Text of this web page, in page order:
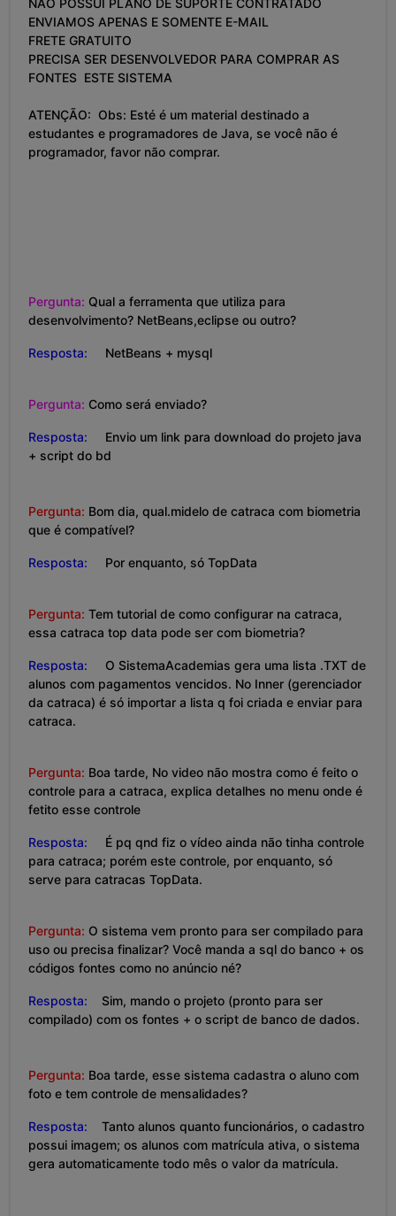
NÃO POSSUI PLANO DE SUPORTE CONTRATADO
ENVIAMOS APENAS E SOMENTE E-MAIL
FRETE GRATUITO
PRECISA SER DESENVOLVEDOR PARA COMPRAR AS
FONTES ESTE SISTEMA
ATENÇÃO: Obs: Esté é um material destinado a
estudantes e programadores de Java, se você não é
programador, favor não comprar.
Pergunta: Qual a ferramenta que utiliza para
desenvolvimento? NetBeans,eclipse ou outro?
Resposta: NetBeans + mysql
Pergunta: Como será enviado?
Resposta: Envio um link para download do projeto java
+ script do bd
Pergunta: Bom dia, qual.midelo de catraca com biometria
que é compatível?
Resposta: Por enquanto, só TopData
Pergunta: Tem tutorial de como configurar na catraca,
essa catraca top data pode ser com biometria?
Resposta:
O SistemaAcademias gera uma lista .TXT de
alunos com pagamentos vencidos. No Inner (gerenciador
da catraca) é só importar a lista q foi criada e enviar para
catraca.
Pergunta: Boa tarde, No video não mostra como é feito o
controle para a catraca, explica detalhes no menu onde é
fetito esse controle
Resposta:
É pq qnd fiz o vídeo ainda não tinha controle
para catraca; porém este controle, por enquanto, só
serve para catracas TopData.
Pergunta: O sistema vem pronto para ser compilado para
uso ou precisa finalizar? Você manda a sql do banco + os
códigos fontes como no anúncio né?
Resposta: Sim, mando o projeto (pronto para ser
compilado) com os fontes + o script de banco de dados.
Pergunta: Boa tarde, esse sistema cadastra o aluno com
foto e tem controle de mensalidades?
Resposta: Tanto alunos quanto funcionários, o cadastro
possui imagem; os alunos com matrícula ativa, o sistema
gera automaticamente todo mês o valor da matrícula.